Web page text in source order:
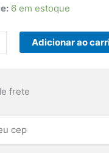
6 em estoque
Adicionar ao
frete